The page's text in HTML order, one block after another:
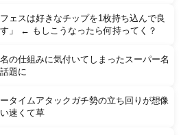
ェスは好きなチップを1枚持ち込んで良
」 ← もしこうなったら何持ってく？
の仕組みに気付いてしまったスーパー名
題に
タイムアタックガチ勢の立ち回りが想像
速くて草